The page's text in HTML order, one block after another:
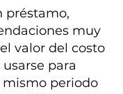
préstamo,
muy
valor del costo
para
periodo